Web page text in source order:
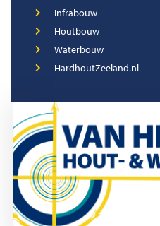
Infrabouw
Houtbouw
Waterbouw
HardhoutZeeland.nl